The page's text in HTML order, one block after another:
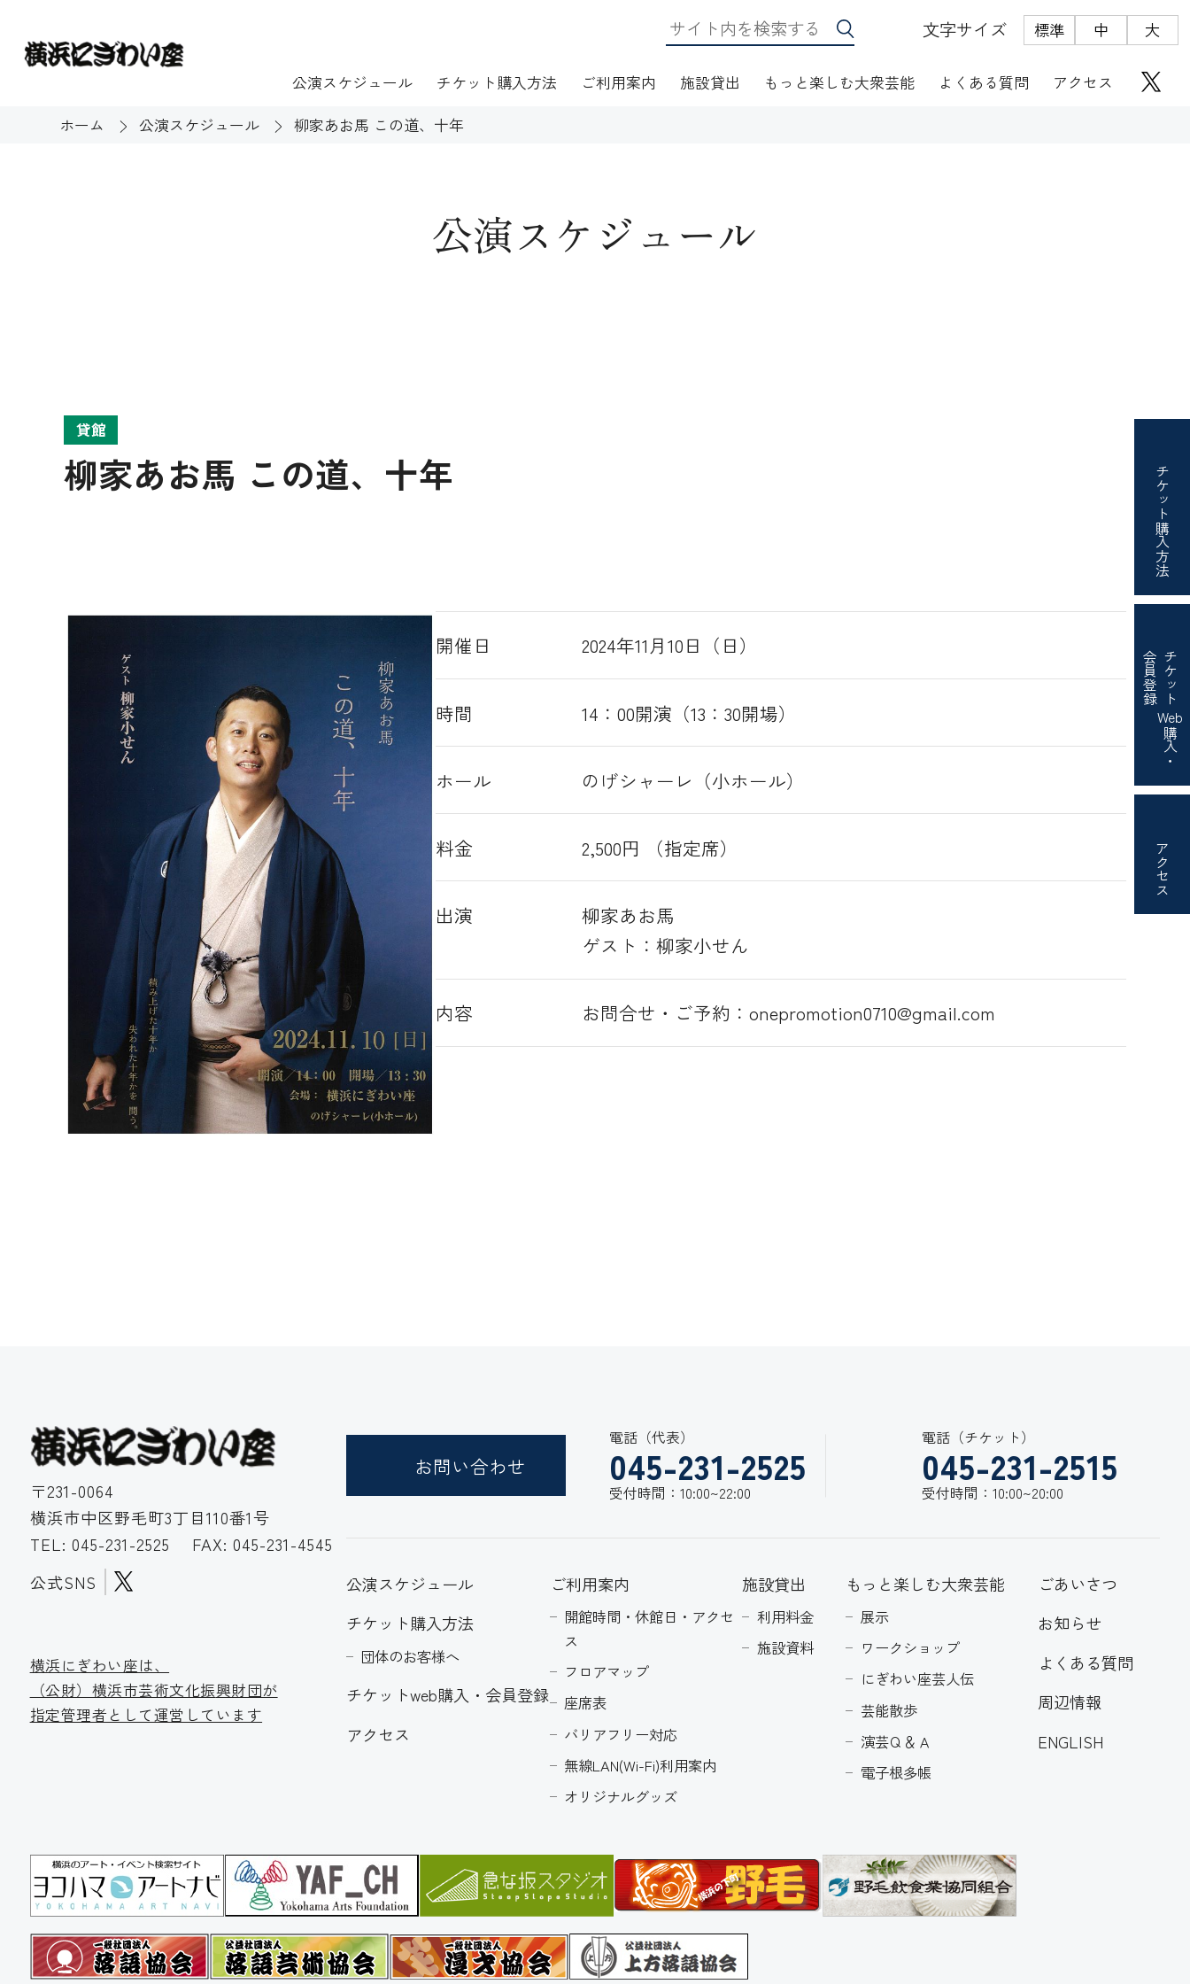
文字サイズ 標準 中 大
公演スケジュール チケット購入方法 ご利用案内
開館時間・休館日・アクセス フロアマップ
施設貸出
施設資料
もっと楽しむ大衆芸能
ワークショップ
よくある質問 アクセス
チケット
購入方法
チケット
Web
購入・
会員登録
アクセス
ホーム 公演スケジュール 柳家あお馬 この道、十年
公演スケジュール
貸館
柳家あお馬 この道、十年
開催日 2024年11月10日（日）
時間 14：00開演（13：30開場）
ホール のげシャーレ（小ホール）
料金 2,500円 （指定席）
出演
柳家あお馬
ゲスト：柳家小せん
内容 お問合せ・ご予約：onepromotion0710@gmail.com
〒231-0064
横浜市中区野毛町3丁目110番1号
TEL: 045-231-2525
FAX: 045-231-4545
公式SNS
お問い合わせ
電話（代表）
045-231-2525
受付時間：10:00~22:00
電話（チケット）
045-231-2515
受付時間：10:00~20:00
横浜にぎわい座は、
（公財）横浜市芸術文化振興財団が
指定管理者として運営しています
公演スケジュール
チケット購入方法
団体のお客様へ
チケットweb購入・会員登録
アクセス
ご利用案内
開館時間・休館日・アクセ
ス
フロアマップ
座席表
バリアフリー対応
無線LAN(Wi-Fi)利用案内
オリジナルグッズ
施設貸出
利用料金
施設資料
もっと楽しむ大衆芸能
展示
ワークショップ
にぎわい座芸人伝
芸能散歩
演芸Ｑ＆Ａ
電子根多帳
ごあいさつ
お知らせ
よくある質問
周辺情報
ENGLISH